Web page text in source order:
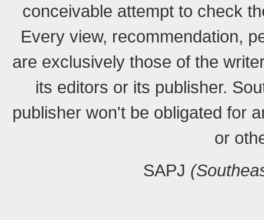
conceivable attempt to check
Every view, recommendation,
are exclusively those of the
its editors or its publisher.
publisher won't be obligated for
or
SAPJ